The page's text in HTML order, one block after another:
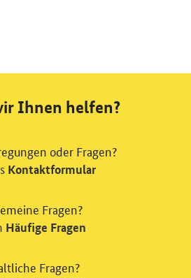
Ihnen helfen?
oder Fragen?
Kontaktformular
Fragen?
Häufige Fragen
Fragen?